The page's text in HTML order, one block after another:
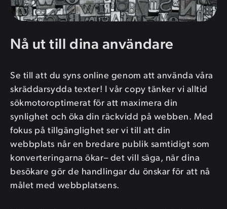
Nå ut till dina användare
Se till att du syns online genom att använda våra
skräddarsydda texter! I vår copy tänker vi alltid
sökmotor­optimerat för att maximera din
synlighet och öka din räckvidd på webben. Med
fokus på tillgänglighet ser vi till att din
webbplats når en bredare publik samtidigt som
konverteringarna ökar– det vill säga, när dina
besökare gör de handlingar du önskar för att nå
målet med webbplatsens.